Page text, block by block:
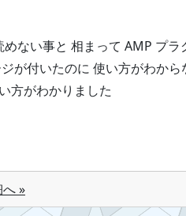
ない事と 相まって AMP プラ
が付いたのに 使い方がわから
方がわかりました
»